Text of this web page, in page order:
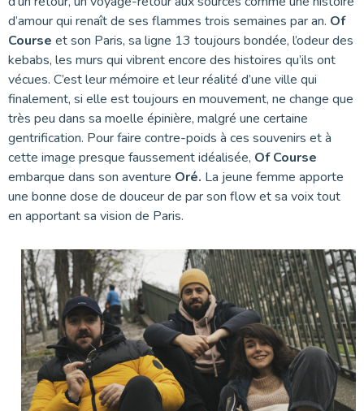
d’amour qui renaît de ses flammes trois semaines par an. Of
Course et son Paris, sa ligne 13 toujours bondée, l’odeur des
kebabs, les murs qui vibrent encore des histoires qu’ils ont
vécues. C’est leur mémoire et leur réalité d’une ville qui
finalement, si elle est toujours en mouvement, ne change que
très peu dans sa moelle épinière, malgré une certaine
gentrification. Pour faire contre-poids à ces souvenirs et à
cette image presque faussement idéalisée, Of Course
embarque dans son aventure Oré. La jeune femme apporte
une bonne dose de douceur de par son flow et sa voix tout
en apportant sa vision de Paris.